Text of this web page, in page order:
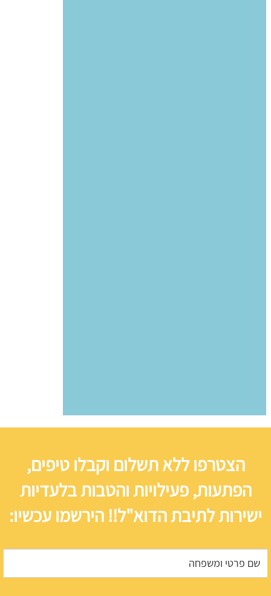
הצטרפו ללא תשלום וקבלו טיפים,
הפתעות, פעילויות והטבות בלעדיות
ישירות לתיבת הדוא"ל!! הירשמו עכשיו: